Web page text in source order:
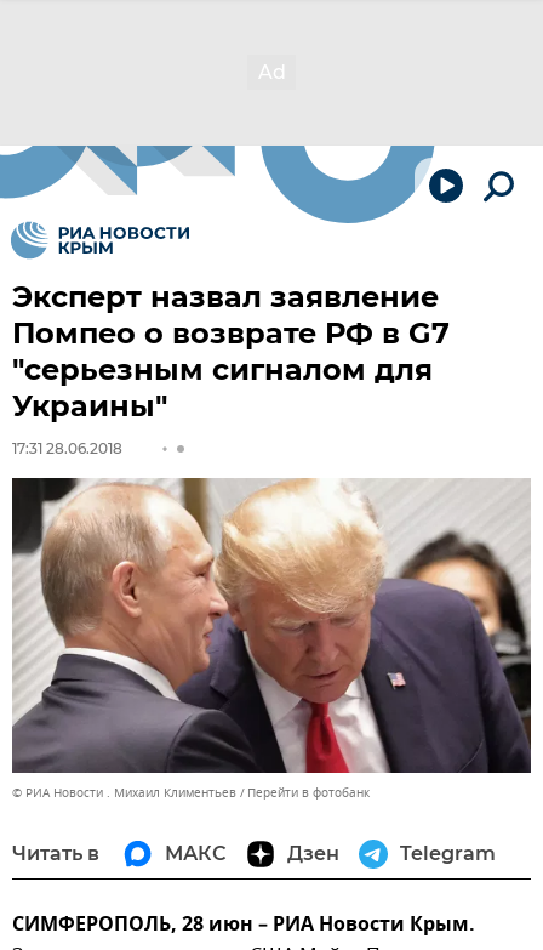
Эксперт назвал заявление
Помпео о возврате РФ в G7
"серьезным сигналом для
Украины"
17:31 28.06.2018
© РИА Новости . Михаил Климентьев Перейти в фотобанк
Читать в МАКС Дзен Telegram
СИМФЕРОПОЛЬ, 28 июн – РИА Новости Крым.